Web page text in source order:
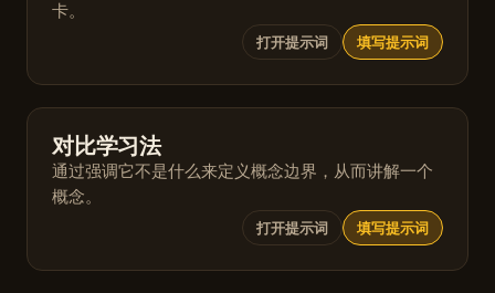
卡。
打开提示词 填写提示词
对比学习法
通过强调它不是什么来定义概念边界，从而讲解一个
概念。
打开提示词 填写提示词